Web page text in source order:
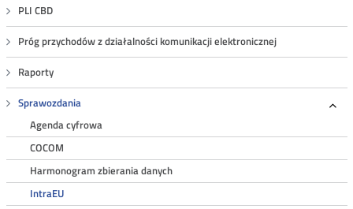
PLI CBD
Próg przychodów z działalności komunikacji elektronicznej
Raporty
Sprawozdania
Agenda cyfrowa
COCOM
Harmonogram zbierania danych
IntraEU